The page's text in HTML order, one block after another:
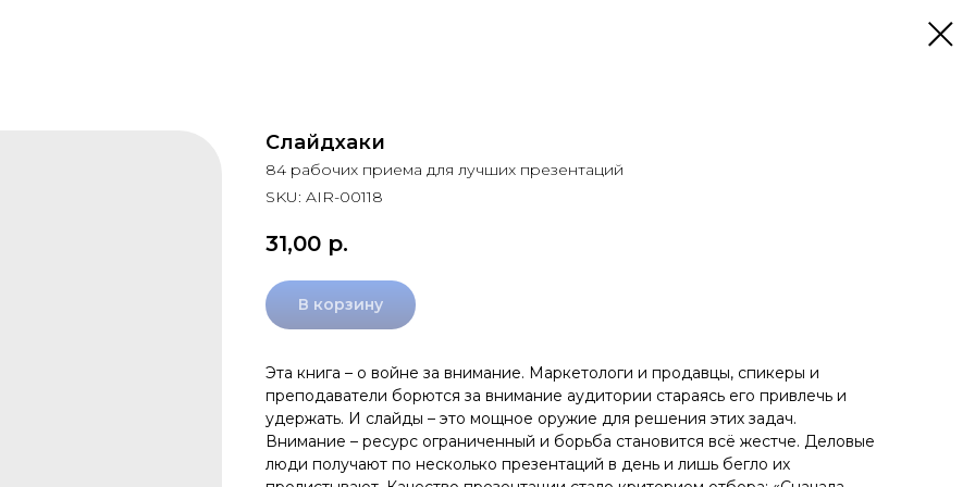
Слайдхаки
84 рабочих приема для лучших презентаций
SKU: AIR-00118
31,00 р.
В корзину
Эта книга – о войне за внимание. Маркетологи и продавцы, спикеры и
преподаватели борются за внимание аудитории стараясь его привлечь и
удержать. И слайды – это мощное оружие для решения этих задач.
Внимание – ресурс ограниченный и борьба становится всё жестче. Деловые
люди получают по несколько презентаций в день и лишь бегло их